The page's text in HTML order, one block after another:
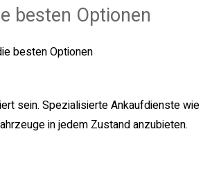
besten Optionen
sein. Spezialisierte Ankaufdienste wie
in jedem Zustand anzubieten.